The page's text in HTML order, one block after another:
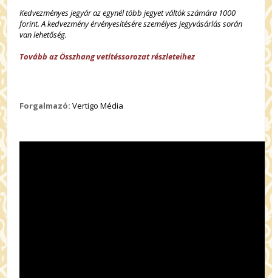
Kedvezményes jegyár az egynél több jegyet váltók számára 1000
forint. A kedvezmény érvényesítésére személyes jegyvásárlás során
van lehetőség.
Tovább az Összhang vetítéssorozat részleteihez
Forgalmazó: Vertigo Média